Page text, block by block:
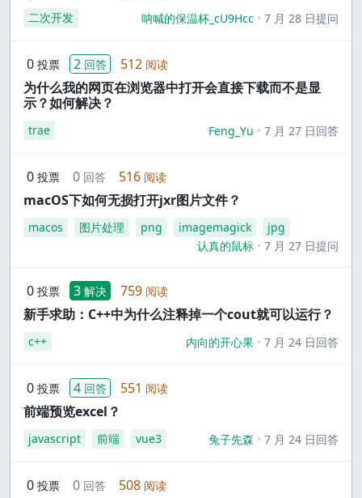
二次开发 呐喊的保温杯_cU9Hcc 7 月 28 日提问
0 投票 2 回答 512 阅读
为什么我的网页在浏览器中打开会直接下载而不是显
示？如何解决？
trae Feng_Yu 7 月 27 日回答
0 投票 0 回答 516 阅读
macOS下如何无损打开jxr图片文件？
macos 图片处理 png imagemagick
jpg
认真的鼠标
7 月 27 日提问
0 投票 3 解决 759 阅读
新手求助：C++中为什么注释掉一个cout就可以运行？
c++ 内向的开心果 7 月 24 日回答
0 投票 4 回答 551 阅读
前端预览excel？
javascript 前端 vue3 兔子先森 7 月 24 日回答
0 投票 0 回答 508 阅读